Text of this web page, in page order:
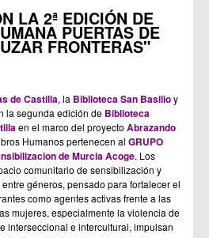
LA 2ª EDICIÓN DE
PUERTAS DE
FRONTERAS"
de Castilla, la Biblioteca San Basilioy
la segunda edición de Biblioteca
en el marco del proyecto Abrazando
Humanos pertenecen al GRUPO
de Murcia Acoge. Los
comunitario de sensibilización y
géneros, pensado para fortalecer el
como agentes activas frente a las
mujeres, especialmente la violencia de
interseccional e intercultural, impulsan